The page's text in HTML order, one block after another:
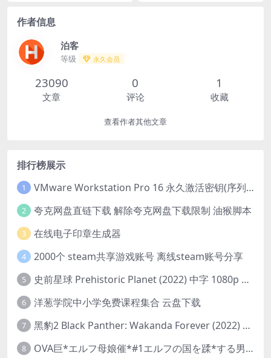
作者信息
泊客
等级 永久会员
23090
文章
0
评论
1
收藏
查看作者其他文章
排行榜展示
1 VMware Workstation Pro 16 永久激活密钥(序列号)
2 夸克网盘直链下载 解除夸克网盘下载限制 油猴脚本
3 在线电子印章生成器
4 2000个 steam共享游戏账号 离线steam账号分享
5 史前星球 Prehistoric Planet (2022) 中字 1080p 高清 阿里云盘 2022.5.27已更新全集
6 洋葱学院中小学免费课程集合 云盘下载
7 黑豹2 Black Panther: Wakanda Forever (2022) 高清版
8 OVA巨*エルフ母娘催*#1エルフの国を蹂*する男。汚された女王と姫